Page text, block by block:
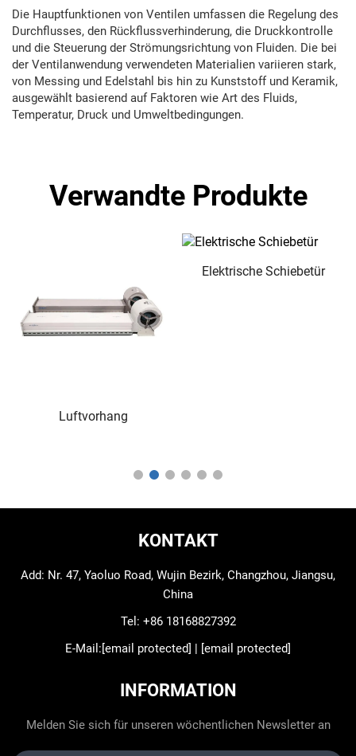
Die Hauptfunktionen von Ventilen umfassen die Regelung des
Durchflusses, den Rückflussverhinderung, die Druckkontrolle
und die Steuerung der Strömungsrichtung von Fluiden. Die bei
der Ventilanwendung verwendeten Materialien variieren stark,
von Messing und Edelstahl bis hin zu Kunststoff und Keramik,
ausgewählt basierend auf Faktoren wie Art des Fluids,
Temperatur, Druck und Umweltbedingungen.
Verwandte Produkte
Luftvorhang
Elektrische Schiebetür
KONTAKT
Add: Nr. 47, Yaoluo Road, Wujin Bezirk, Changzhou, Jiangsu,
China
Tel: +86 18168827392
E-Mail: [email protected] [email protected]
INFORMATION
Melden Sie sich für unseren wöchentlichen Newsletter an